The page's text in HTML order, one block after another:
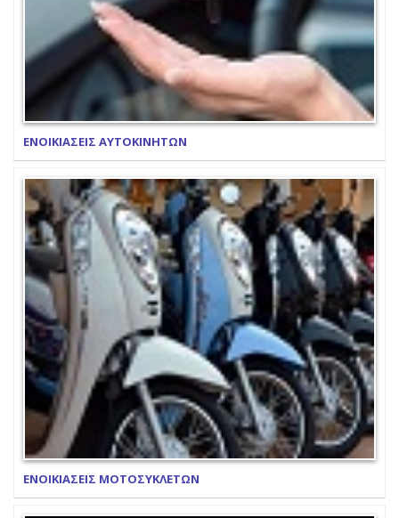
ΕΝΟΙΚΙΑΣΕΙΣ ΑΥΤΟΚΙΝΗΤΩΝ
ΕΝΟΙΚΙΑΣΕΙΣ ΜΟΤΟΣΥΚΛΕΤΩΝ